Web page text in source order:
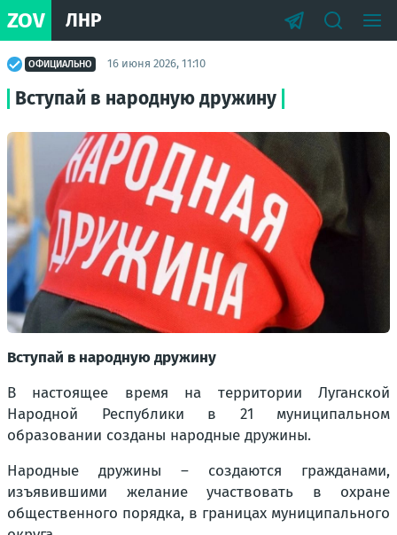
ZOV ЛНР
ОФИЦИАЛЬНО 16 июня 2026, 11:10
Вступай в народную дружину
Вступай в народную дружину
В настоящее время на территории Луганской
Народной Республики в 21 муниципальном
образовании созданы народные дружины.
Народные дружины – создаются гражданами,
изъявившими желание участвовать в охране
общественного порядка, в границах муниципального